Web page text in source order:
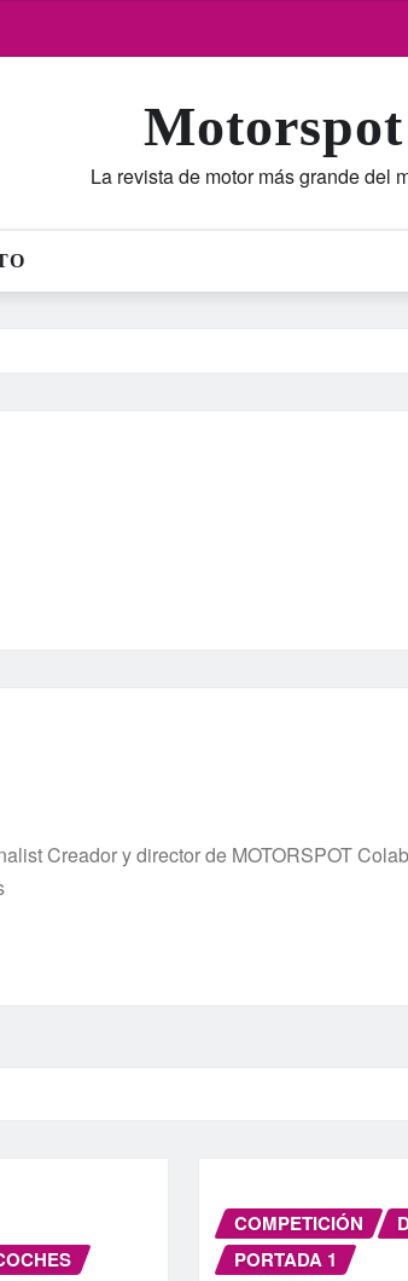
Motorspot
La revista de motor más grande del
Creador y director de MOTORSPOT
COMPETICIÓN
PORTADA 1